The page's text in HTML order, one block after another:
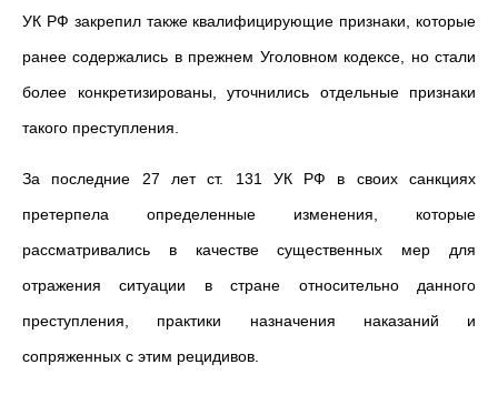
УК РФ закрепил также квалифицирующие признаки, которые
ранее содержались в прежнем Уголовном кодексе, но стали
более конкретизированы, уточнились отдельные признаки
такого преступления.
За последние 27 лет ст. 131 УК РФ в своих санкциях
претерпела определенные изменения, которые
рассматривались в качестве существенных мер для
отражения ситуации в стране относительно данного
преступления, практики назначения наказаний и
сопряженных с этим рецидивов.